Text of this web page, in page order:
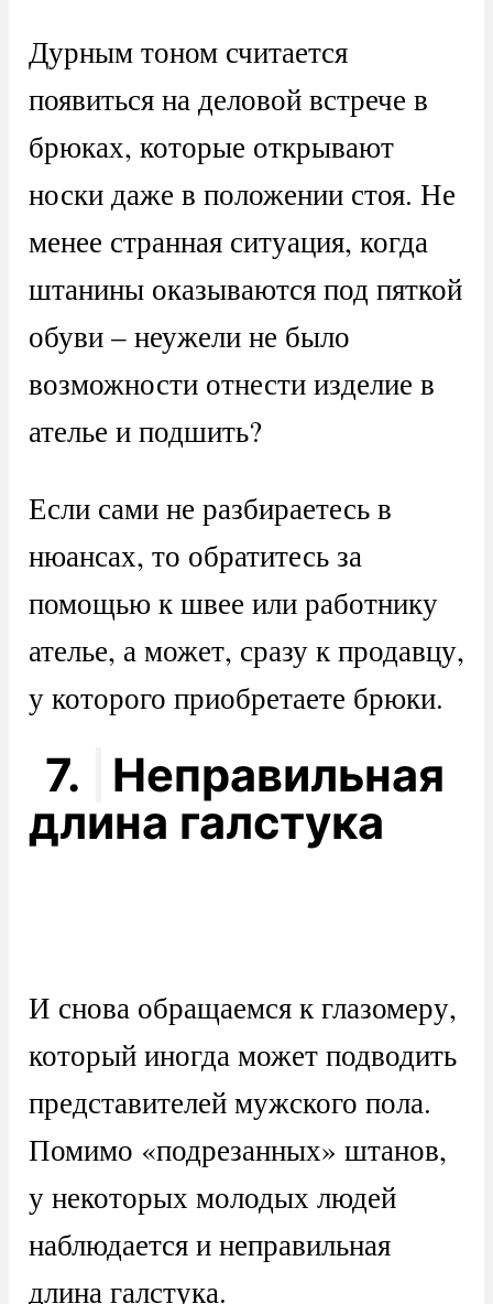
Дурным тоном считается
появиться на деловой встрече в
брюках, которые открывают
носки даже в положении стоя. Не
менее странная ситуация, когда
штанины оказываются под пяткой
обуви – неужели не было
возможности отнести изделие в
ателье и подшить?
Если сами не разбираетесь в
нюансах, то обратитесь за
помощью к швее или работнику
ателье, а может, сразу к продавцу,
у которого приобретаете брюки.
7.
Неправильная
длина галстука
И снова обращаемся к глазомеру,
который иногда может подводить
представителей мужского пола.
Помимо «подрезанных» штанов,
у некоторых молодых людей
наблюдается и неправильная
длина галстука.